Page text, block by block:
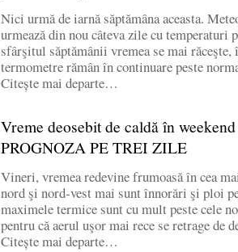
Nici urmă de iarnă săptămâna aceasta.
urmează din nou câteva zile cu temperaturi
sfârşitul săptămânii vremea se mai răceşte,
termometre rămân în continuare peste
Citește mai departe…
Vreme deosebit de caldă în
PROGNOZA PE TREI ZILE
Vineri, vremea redevine frumoasă în cea
nord şi nord-vest mai sunt înnorări şi ploi
maximele termice sunt cu mult peste cele
pentru că aerul uşor mai rece se retrage de
Citește mai departe…